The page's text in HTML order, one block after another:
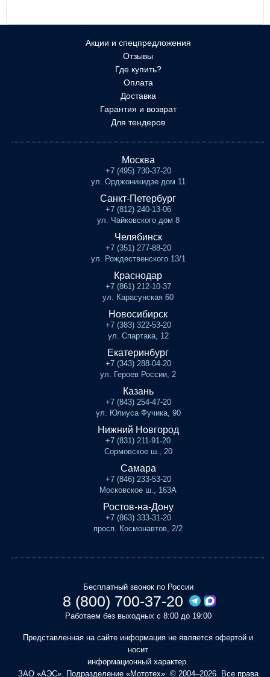
Акции и спецпредложения
Отзывы
Где купить?
Оплата
Доставка
Гарантия и возврат
Для тендеров
Москва
+7 (495) 730-37-20
ул. Орджоникидзе дом 11
Санкт-Петербург
+7 (812) 240-13-06
ул. Чайковского дом 8
Челябинск
+7 (351) 277-88-20
ул. Рождественского 13/1
Краснодар
+7 (861) 212-10-37
ул. Карасунская 60
Новосибирск
+7 (383) 322-53-20
ул. Спартака, 12
Екатеринбург
+7 (343) 288-04-20
ул. Героев России, 2
Казань
+7 (843) 254-47-20
ул. Юлиуса Фучика, 90
Нижний Новгород
+7 (831) 211-91-20
Сормовское ш., 20
Самара
+7 (846) 233-53-20
Московское ш., 163А
Ростов-на-Дону
+7 (863) 333-31-20
просп. Космонавтов, 2/2
Бесплатный звонок по России
8 (800) 700-37-20
Работаем без выходных с 8:00 до 19:00
Представленная на сайте информация не является офертой и
носит
информационный характер.
ЗАО «АЭС». Подразделение «Мототех». © 2004–2026. Все права